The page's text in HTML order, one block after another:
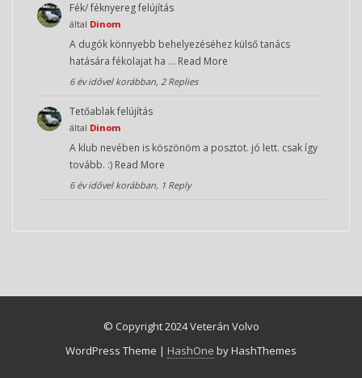
Fék/ féknyereg felújítás
által Dinom
A dugók könnyebb behelyezéséhez külső tanács
hatására fékolajat ha … Read More
6 év idővel korábban, 2 Replies
Tetőablak felújítás
által Dinom
A klub nevében is köszönöm a posztot. jó lett. csak így
tovább. :) Read More
6 év idővel korábban, 1 Reply
© Copyright 2024 Veterán Volvo
WordPress Theme | HashOne by HashThemes